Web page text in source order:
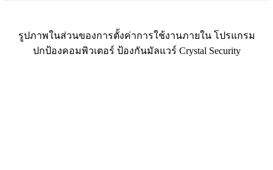
รูปภาพในส่วนของการตั้งค่าการใช้งานภายใน โปรแกรม
ปกป้องคอมพิวเตอร์ ป้องกันมัลแวร์ Crystal Security